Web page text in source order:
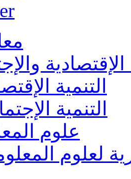
الإقتصادية
التنمية
التنمية
علوم
لعلوم